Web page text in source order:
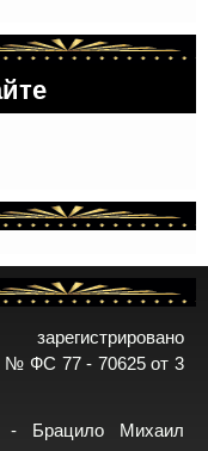
№ ФС 77 - 70625 от 3
- Брацило Михаил